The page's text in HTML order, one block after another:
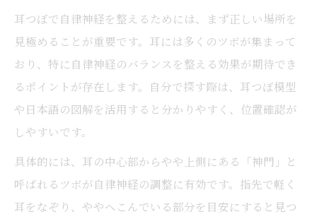
耳つぼで自律神経を整えるためには、まず正しい場所を
見極めることが重要です。耳には多くのツボが集まって
おり、特に自律神経のバランスを整える効果が期待でき
るポイントが存在します。自分で探す際は、耳つぼ模型
や日本語の図解を活用すると分かりやすく、位置確認が
しやすいです。
具体的には、耳の中心部からやや上側にある「神門」と
呼ばれるツボが自律神経の調整に有効です。指先で軽く
耳をなぞり、ややへこんでいる部分を目安にすると見つ